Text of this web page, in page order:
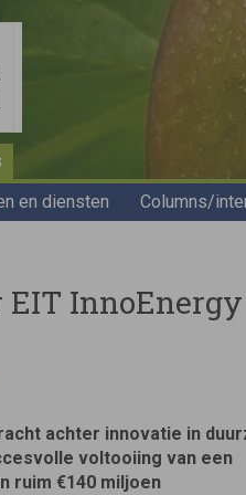
en diensten Columns/
EIT
achter innovatie in
voltooiing van een
ruim €140 miljoen